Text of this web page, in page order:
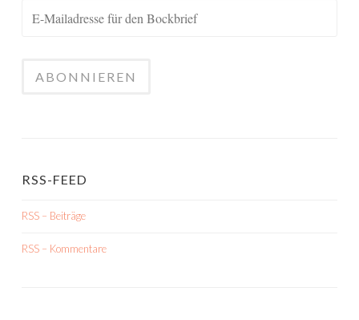
RSS-FEED
RSS – Beiträge
RSS – Kommentare